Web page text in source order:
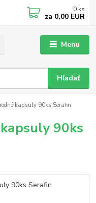
Menu
Hľadať
0 ks
za 0,00 EUR
kapsuly 90ks Serafin
90ks